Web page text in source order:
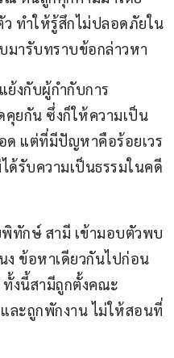
ทำให้รู้สึกไม่ปลอดภัยใน
มารับทราบข้อกล่าวหา
ย้งกับผู้กำกับการ
คุยกัน ซึ่งก็ให้ความเป็น
ด แต่ที่มีปัญหาคือร้อยเวร
ด้รับความเป็นธรรมในคดี
ทักษ์ สามี เข้ามอบตัวพบ
ข้อหาเดียวกันไปก่อน
งนี้สามีถูกตั้งคณะ
ละถูกพักงาน ไม่ให้สอนที่